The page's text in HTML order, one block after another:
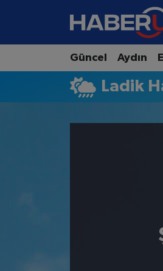
Güncel Aydın
Ladik
Aydın Nöbetçi Eczaneler
Aydın Hava Durumu